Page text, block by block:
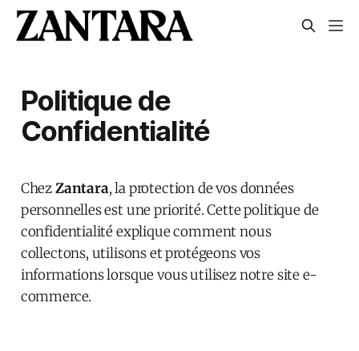
Politique de
Confidentialité
ChezZantara, la protection de vos données
personnelles est une priorité. Cette politique de
confidentialité explique comment nous
collectons, utilisons et protégeons vos
informations lorsque vous utilisez notre site e-
commerce.